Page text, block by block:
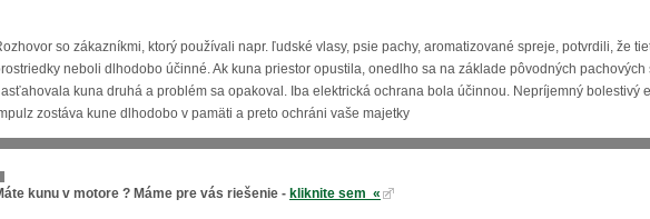
so zákazníkmi, ktorý používali napr. ľudské vlasy, psie pachy, aromatizované spreje, potvrdili, že
neboli dlhodobo účinné. Ak kuna priestor opustila, onedlho sa na základe pôvodných pachových
kuna druhá a problém sa opakoval. Iba elektrická ochrana bola účinnou. Nepríjemný bolestivý
zostáva kune dlhodobo v pamäti a preto ochráni vaše majetky
kunu v motore ? Máme pre vás riešenie - kliknite sem «